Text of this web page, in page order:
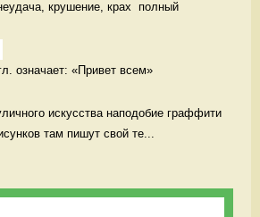
крушение, крах  полный
означает: «Привет всем»
искусства наподобие граффити
там пишут свой те...